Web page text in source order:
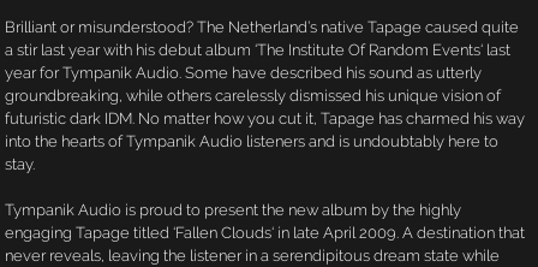
Brilliant or misunderstood? The Netherland’s native Tapage caused quite
a stir last year with his debut album ‘The Institute Of Random Events‘ last
year for Tympanik Audio. Some have described his sound as utterly
groundbreaking, while others carelessly dismissed his unique vision of
futuristic dark IDM. No matter how you cut it, Tapage has charmed his way
into the hearts of Tympanik Audio listeners and is undoubtably here to
stay.
Tympanik Audio is proud to present the new album by the highly
engaging Tapage titled ‘Fallen Clouds‘ in late April 2009. A destination that
never reveals, leaving the listener in a serendipitous dream state while